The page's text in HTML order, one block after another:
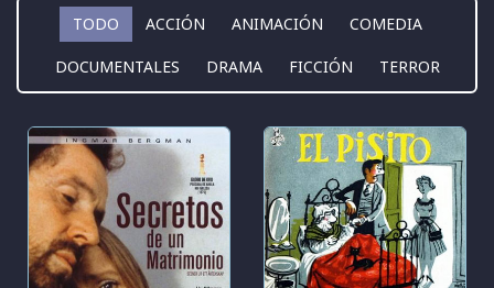
TODO ACCIÓN ANIMACIÓN COMEDIA
DOCUMENTALES DRAMA FICCIÓN TERROR